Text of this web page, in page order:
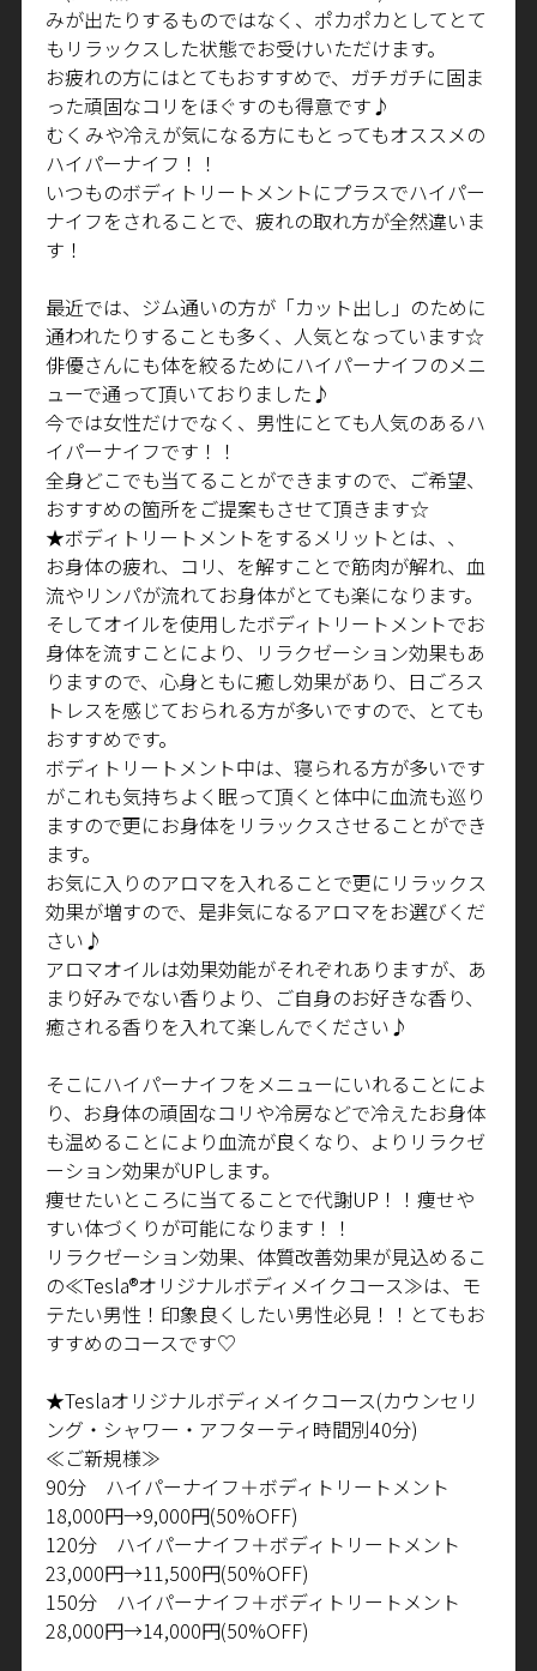
みが出たりするものではなく、ポカポカとしてとて
もリラックスした状態でお受けいただけます。
お疲れの方にはとてもおすすめで、ガチガチに固ま
った頑固なコリをほぐすのも得意です♪
むくみや冷えが気になる方にもとってもオススメの
ハイパーナイフ！！
いつものボディトリートメントにプラスでハイパー
ナイフをされることで、疲れの取れ方が全然違いま
す！
最近では、ジム通いの方が「カット出し」のために
通われたりすることも多く、人気となっています☆
俳優さんにも体を絞るためにハイパーナイフのメニ
ューで通って頂いておりました♪
今では女性だけでなく、男性にとても人気のあるハ
イパーナイフです！！
全身どこでも当てることができますので、ご希望、
おすすめの箇所をご提案もさせて頂きます☆
★ボディトリートメントをするメリットとは、、
お身体の疲れ、コリ、を解すことで筋肉が解れ、血
流やリンパが流れてお身体がとても楽になります。
そしてオイルを使用したボディトリートメントでお
身体を流すことにより、リラクゼーション効果もあ
りますので、心身ともに癒し効果があり、日ごろス
トレスを感じておられる方が多いですので、とても
おすすめです。
ボディトリートメント中は、寝られる方が多いです
がこれも気持ちよく眠って頂くと体中に血流も巡り
ますので更にお身体をリラックスさせることができ
ます。
お気に入りのアロマを入れることで更にリラックス
効果が増すので、是非気になるアロマをお選びくだ
さい♪
アロマオイルは効果効能がそれぞれありますが、あ
まり好みでない香りより、ご自身のお好きな香り、
癒される香りを入れて楽しんでください♪
そこにハイパーナイフをメニューにいれることによ
り、お身体の頑固なコリや冷房などで冷えたお身体
も温めることにより血流が良くなり、よりリラクゼ
ーション効果がUP します。
痩せたいところに当てることで代謝UP ！！痩せや
すい体づくりが可能になります！！
リラクゼーション効果、体質改善効果が見込めるこ
の≪Tesla®オリジナルボディメイクコース≫は、モ
テたい男性！印象良くしたい男性必見！！とてもお
すすめのコースです♡
★Teslaオリジナルボディメイクコース(カウンセリ
ング・シャワー・アフターティ時間別40分)
≪ご新規様≫
90分 ハイパーナイフ＋ボディトリートメント
18,000円→9,000円(50%OFF)
120分 ハイパーナイフ＋ボディトリートメント
23,000円→11,500円(50%OFF)
150分 ハイパーナイフ＋ボディトリートメント
28,000円→14,000円(50%OFF)